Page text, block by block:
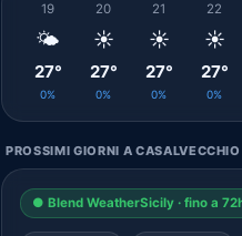
19
🌤️
27°
0%
20
☀️
27°
0%
21
☀️
27°
0%
22
☀️
27°
0%
PROSSIMI GIORNI A
● Blend WeatherSicily · fino a